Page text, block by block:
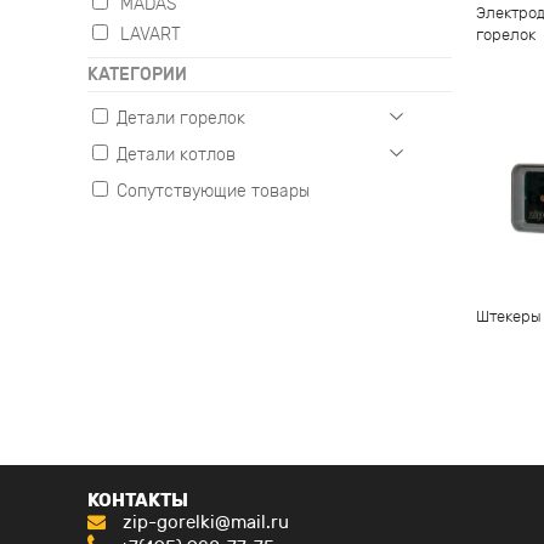
MADAS
LAVART
КАТЕГОРИИ
Детали горелок
Газовые
Жидкотопливные
Детали котлов
Настенные
Сопутствующие товары
горелок
КОНТАКТЫ
zip-gorelki@mail.ru